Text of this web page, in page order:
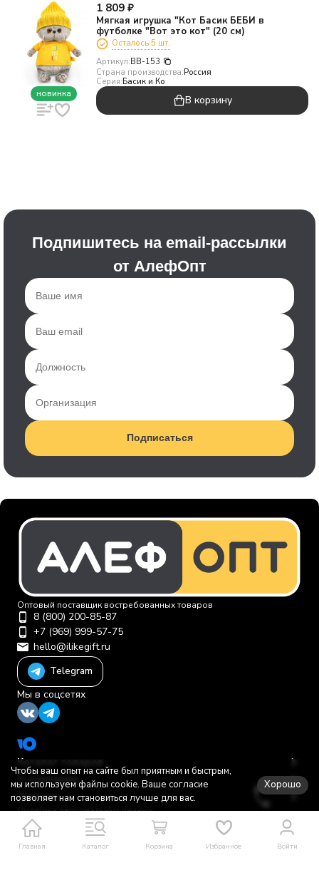
новинка
1 809 ₽
Мягкая игрушка "Кот Басик БЕБИ в
футболке "Вот это кот" (20 см)
Осталось 5 шт.
Артикул:BB-153
Страна производства:Россия
Серия:Басик и Ко
В корзину
Подпишитесь на email-рассылки
от АлефОпт
Подписаться
Главная Каталог Корзина Избранное Войти
Оптовый поставщик востребованных товаров
8 (800) 200-85-87
+7 (969) 999-57-75
hello@ilikegift.ru
Telegram
Мы в соцсетях
Каталог товаров
О компании
Помощь
Политика персональных данных
© 2012-2026 ООО "Первая торговая компания"
Чтобы ваш опыт на сайте был приятным и быстрым,
мы используем файлы cookie. Ваше согласие
позволяет нам становиться лучше для вас.
Хорошо